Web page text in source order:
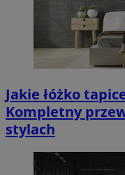
Jakie łóżko
Kompletny
stylach